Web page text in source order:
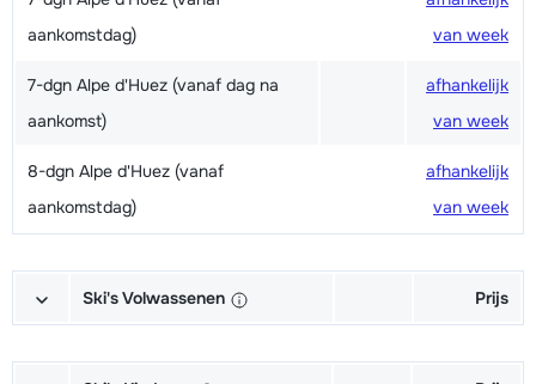
aankomstdag)
van week
7-dgn Alpe d'Huez (vanaf dag na
aankomst)
afhankelijk
van week
8-dgn Alpe d'Huez (vanaf
aankomstdag)
afhankelijk
van week
Ski's Volwassenen Prijs